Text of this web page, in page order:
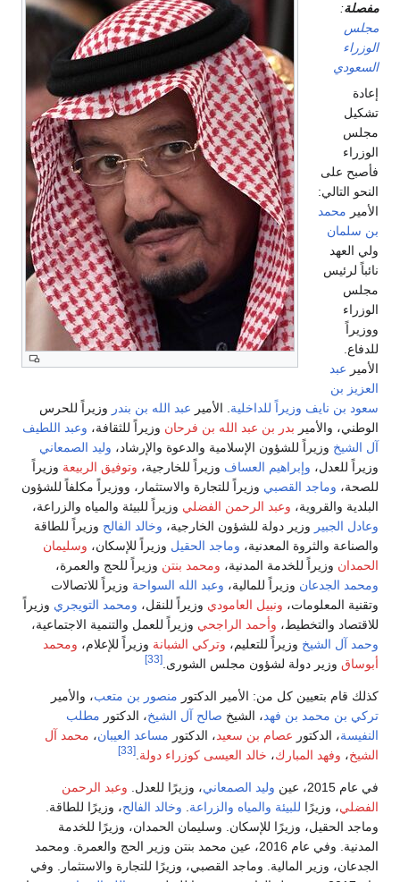
مفصلة:
مجلس
الوزراء
السعودي
إعادة
تشكيل
مجلس
الوزراء
فأصبح على
النحو التالي:
الأمير محمد
بن سلمان
ولي العهد
نائباً لرئيس
مجلس
الوزراء
ووزيراً
للدفاع.
الأمير عبد
العزيز بن
سعود بن نايف وزيراً للداخلية. الأمير عبد الله بن بندر وزيراً للحرس
الوطني، والأمير بدر بن عبد الله بن فرحان وزيراً للثقافة، وعبد اللطيف
آل الشيخ وزيراً للشؤون الإسلامية والدعوة والإرشاد، وليد الصمعاني
وزيراً للعدل، وإبراهيم العساف وزيراً للخارجية، وتوفيق الربيعة وزيراً
للصحة، وماجد القصبي وزيراً للتجارة والاستثمار، ووزيراً مكلفاً للشؤون
البلدية والقروية، وعبد الرحمن الفضلي وزيراً للبيئة والمياه والزراعة،
وعادل الجبير وزير دولة للشؤون الخارجية، وخالد الفالح وزيراً للطاقة
والصناعة والثروة المعدنية، وماجد الحقيل وزيراً للإسكان، وسليمان
الحمدان وزيراً للخدمة المدنية، ومحمد بنتن وزيراً للحج والعمرة،
ومحمد الجدعان وزيراً للمالية، وعبد الله السواحة وزيراً للاتصالات
وتقنية المعلومات، ونبيل العامودي وزيراً للنقل، ومحمد التويجري وزيراً
للاقتصاد والتخطيط، وأحمد الراجحي وزيراً للعمل والتنمية الاجتماعية،
وحمد آل الشيخ وزيراً للتعليم، وتركي الشبانة وزيراً للإعلام، ومحمد
أبوساق وزير دولة لشؤون مجلس الشورى.[33]
كذلك قام بتعيين كل من: الأمير الدكتور منصور بن متعب، والأمير
تركي بن محمد بن فهد، الشيخ صالح آل الشيخ، الدكتور مطلب
النفيسة، الدكتور عصام بن سعيد، الدكتور مساعد العيبان، محمد آل
الشيخ، وفهد المبارك، خالد العيسى كوزراء دولة.
[33]
في عام 2015، عين وليد الصمعاني، وزيرًا للعدل. وعبد الرحمن
الفضلي، وزيرًا للبيئة والمياه والزراعة. وخالد الفالح، وزيرًا للطاقة.
وماجد الحقيل، وزيرًا للإسكان. وسليمان الحمدان، وزيرًا للخدمة
المدنية. وفي عام 2016، عين محمد بنتن وزير الحج والعمرة. ومحمد
الجدعان، وزير المالية. وماجد القصبي، وزيرًا للتجارة والاستثمار. وفي